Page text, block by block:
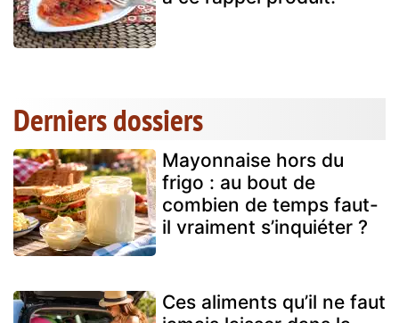
Derniers dossiers
Mayonnaise hors du
frigo : au bout de
combien de temps faut-
il vraiment s’inquiéter ?
Ces aliments qu’il ne faut